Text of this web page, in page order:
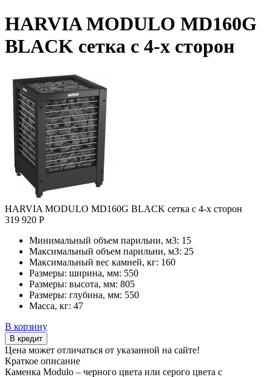
HARVIA MODULO MD160G
BLACK сетка с 4-х сторон
HARVIA MODULO MD160G BLACK сетка с 4-х сторон
319 920 Р
Минимальный объем парильни, м3: 15
Максимальный объем парильни, м3: 25
Максимальный вес камней, кг: 160
Размеры: ширина, мм: 550
Размеры: высота, мм: 805
Размеры: глубина, мм: 550
Масса, кг: 47
В корзину
В кредит
Цена может отличаться от указанной на сайте!
Краткое описание
Каменка Modulo – черного цвета или серого цвета с